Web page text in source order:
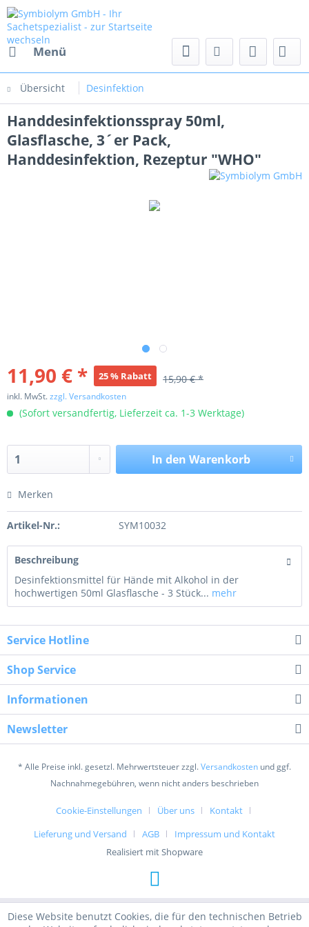
Menü
Übersicht Desinfektion
Handdesinfektionsspray 50ml,
Glasflasche, 3´er Pack,
Handdesinfektion, Rezeptur "WHO"
11,90 € * 25 % Rabatt 15,90 € *
inkl. MwSt.zzgl. Versandkosten
(Sofort versandfertig, Lieferzeit ca. 1-3 Werktage)
In den Warenkorb
Merken
Artikel-Nr.: SYM10032
Beschreibung
Desinfektionsmittel für Hände mit Alkohol in der
hochwertigen 50ml Glasflasche - 3 Stück... mehr
Service Hotline
Shop Service
Informationen
Newsletter
* Alle Preise inkl. gesetzl. Mehrwertsteuer zzgl.Versandkosten und ggf.
Nachnahmegebühren, wenn nicht anders beschrieben
Cookie-Einstellungen Über uns
Kontakt
Lieferung und Versand
AGB
Impressum und Kontakt
Realisiert mit Shopware
Diese Website benutzt Cookies, die für den technischen Betrieb